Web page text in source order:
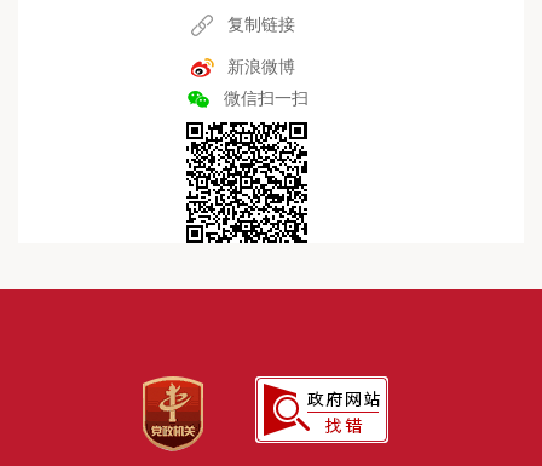
复制链接
新浪微博
微信扫一扫